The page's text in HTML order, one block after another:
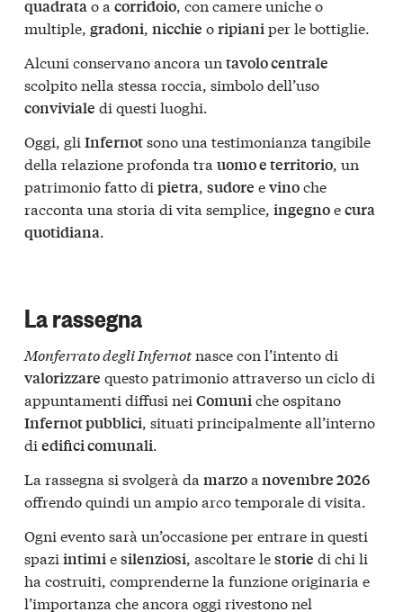
quadratao a corridoio, con camere uniche o
multiple, gradoni, nicchie oripianiper le bottiglie.
Alcuni conservano ancora un tavolo centrale
scolpito nella stessa roccia, simbolo dell’uso
conviviale di questi luoghi.
Oggi, gli Infernotsono una testimonianza tangibile
della relazione profonda tra uomo e territorio, un
patrimonio fatto di pietra, sudore evinoche
racconta una storia di vita semplice, ingegnoecura
quotidiana.
La rassegna
Monferrato degli Infernotnasce con l’intento di
valorizzare questo patrimonio attraverso un ciclo di
appuntamenti diffusi nei Comuniche ospitano
Infernot pubblici, situati principalmente all’interno
di edifici comunali.
La rassegna si svolgerà da marzoa novembre 2026
offrendo quindi un ampio arco temporale di visita.
Ogni evento sarà un’occasione per entrare in questi
spazi intimiesilenziosi, ascoltare lestorie di chi li
ha costruiti, comprenderne la funzione originaria e
l’importanza che ancora oggi rivestono nel